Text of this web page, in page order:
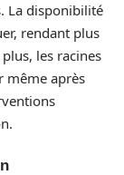
La disponibilité
rendant plus
les racines
même après